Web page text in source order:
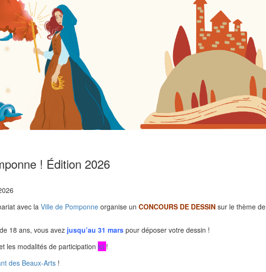
! Édition 2026
avec laVille de Pomponne organise un CONCOURS DE DESSIN sur le thème de
18 ans, vous avez jusqu’au 31 mars pour déposer votre dessin !
les modalités de participation ici !
des Beaux-Arts !